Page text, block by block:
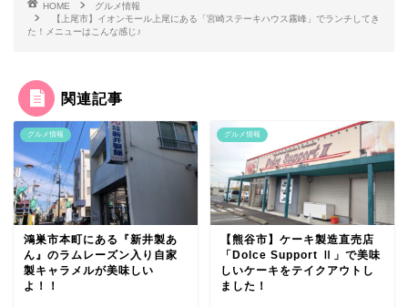
HOME
グルメ情報
【上尾市】イオンモール上尾にある「宮崎ステーキハウス霧峰」でランチしてき
た！メニューはこんな感じ♪
関連記事
グルメ情報
鴻巣市本町にある『新井製あ
ん』のラムレーズン入り自家
製キャラメルが美味しい
よ！！
グルメ情報
【熊谷市】ケーキ製造直売店
「Dolce Support Ⅱ」で美味
しいケーキをテイクアウトし
ました！